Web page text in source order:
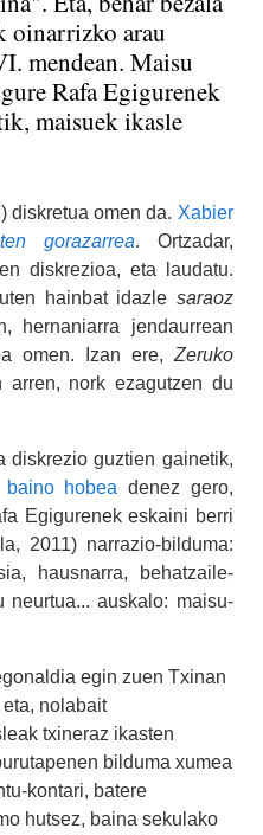
oinarrizko arau
mendean. Maisu
Rafa Egigurenek
maisuek ikasle
diskretua omen da. Xabier
gorazarrea. Ortzadar,
diskrezioa, eta laudatu.
hainbat idazle saraoz
hernaniarra jendaurrean
omen. Izan ere, Zeruko
nork ezagutzen du
diskrezio guztien gainetik,
hobea denez gero,
Egigurenek eskaini berri
2011) narrazio-bilduma:
hausnarra, behatzaile-
neurtua... auskalo: maisu-
egin zuen Txinan
nolabait
txineraz ikasten
bilduma xumea
kontari, batere
hutsez, baina sekulako